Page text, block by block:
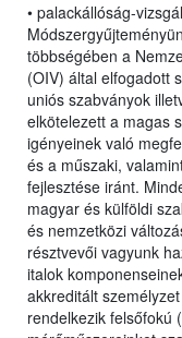
• palackállóság-
többségében a
(OIV) által elfogadott
uniós szabványok
elkötelezett a magas
igényeinek való
és a műszaki,
fejlesztése iránt.
magyar és külföldi
és nemzetközi
résztvevői vagyunk
italok
akkreditált
rendelkezik felsőfokú